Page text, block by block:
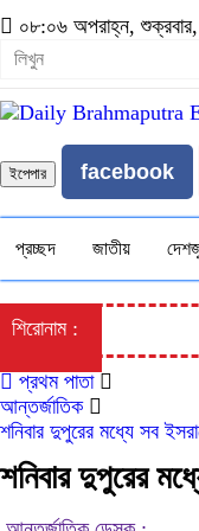
০৮:০৬ অপরাহ্ন,
ইপেপার facebook
প্রচ্ছদ জাতীয়
শিরোনাম :
প্রথম পাতা
আন্তর্জাতিক
শনিবার দুপুরের মধ্যে সব
শনিবার দুপুরের